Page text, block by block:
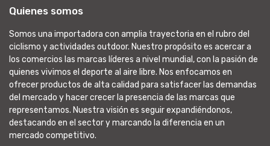
Quienes somos
Somos una importadora con amplia trayectoria en el rubro del
ciclismo y actividades outdoor. Nuestro propósito es acercar a
los comercios las marcas líderes a nivel mundial, con la pasión de
quienes vivimos el deporte al aire libre. Nos enfocamos en
ofrecer productos de alta calidad para satisfacer las demandas
del mercado y hacer crecer la presencia de las marcas que
representamos. Nuestra visión es seguir expandiéndonos,
destacando en el sector y marcando la diferencia en un
mercado competitivo.